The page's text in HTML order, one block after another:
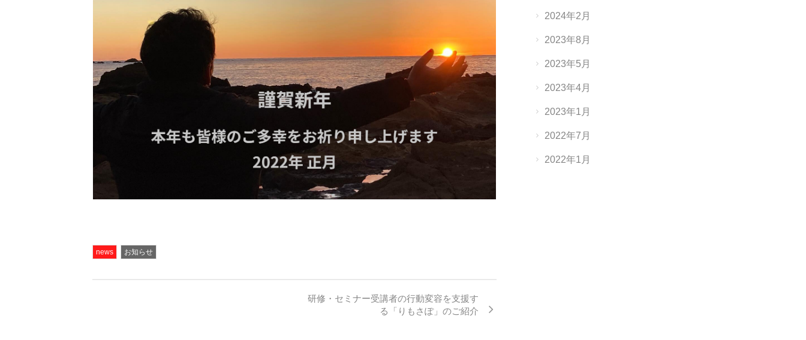
news お知らせ
研修・セミナー受講者の行動変容を支援す
る「りもさぽ」のご紹介
2024年2月
2023年8月
2023年5月
2023年4月
2023年1月
2022年7月
2022年1月